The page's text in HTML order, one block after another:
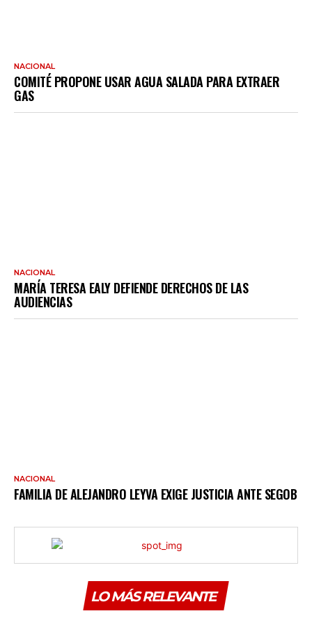
NACIONAL
COMITÉ PROPONE USAR AGUA SALADA PARA EXTRAER
GAS
NACIONAL
MARÍA TERESA EALY DEFIENDE DERECHOS DE LAS
AUDIENCIAS
NACIONAL
FAMILIA DE ALEJANDRO LEYVA EXIGE JUSTICIA ANTE SEGOB
LO MÁS RELEVANTE